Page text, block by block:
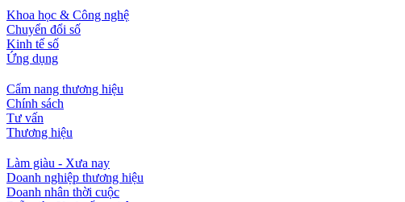
Khoa học & Công nghệ
Chuyển đổi số
Kinh tế số
Ứng dụng
Cẩm nang thương hiệu
Chính sách
Tư vấn
Thương hiệu
Làm giàu - Xưa nay
Doanh nghiệp thương hiệu
Doanh nhân thời cuộc